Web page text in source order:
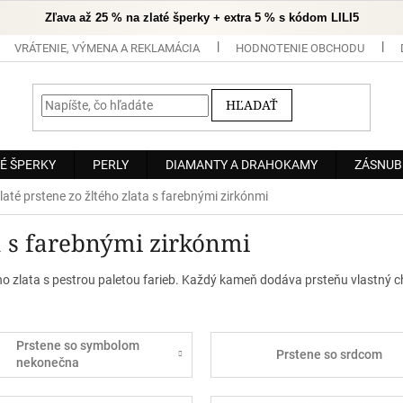
Zľava až 25 % na zlaté šperky + extra 5 % s kódom LILI5
VRÁTENIE, VÝMENA A REKLAMÁCIA HODNOTENIE OBCHODU
HĽADAŤ
ŠPERKY PERLY DIAMANTY A DRAHOKAMY
prstene zo žltého zlata s farebnými zirkónmi
s farebnými zirkónmi
zlata s pestrou paletou farieb. Každý kameň dodáva prsteňu vlastný
Prstene so symbolom
nekonečna
Prstene so srdcom